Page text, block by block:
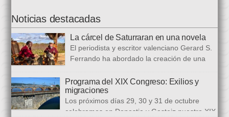
Noticias destacadas
La cárcel de Saturraran en una novela
El periodista y escritor valenciano Gerard S.
Ferrando ha abordado la creación de una
realidad actual, con numerosas referencias al pasado. El ciclo
se inició en 2024 con Cariño, soy un iai@flauta, continuó en
2025 con Los abrazos aplazados y finalizará con Las
ausencias que heredamos, directamente ligada […]
Programa del XIX Congreso: Exilios y
migraciones
Los próximos días 29, 30 y 31 de octubre
celebramos en Donostia y Gasteiz nuestro XIX